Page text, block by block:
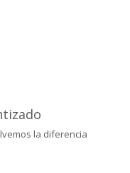
la diferencia